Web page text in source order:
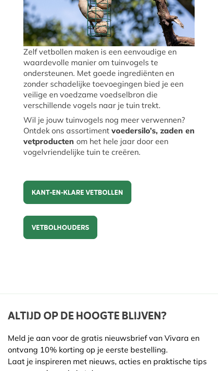
Zelf vetbollen maken is een eenvoudige en
waardevolle manier om tuinvogels te
ondersteunen. Met goede ingrediënten en
zonder schadelijke toevoegingen bied je een
veilige en voedzame voedselbron die
verschillende vogels naar je tuin trekt.
Wil je jouw tuinvogels nog meer verwennen?
Ontdek ons assortiment voedersilo’s, zaden en
vetproducten om het hele jaar door een
vogelvriendelijke tuin te creëren.
KANT-EN-KLARE VETBOLLEN
VETBOLHOUDERS
ALTIJD OP DE HOOGTE BLIJVEN?
Meld je aan voor de gratis nieuwsbrief van Vivara en
ontvang 10% korting op je eerste bestelling.
Laat je inspireren met nieuws, acties en praktische tips